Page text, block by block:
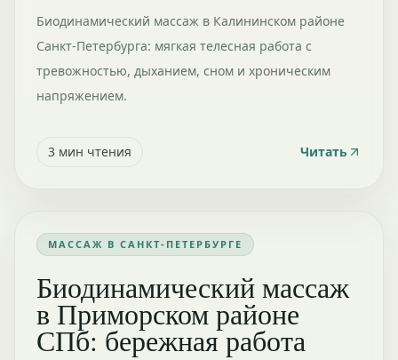
Биодинамический массаж в Калининском районе
Санкт-Петербурга: мягкая телесная работа с
тревожностью, дыханием, сном и хроническим
напряжением.
3 мин чтения Читать
МАССАЖ В САНКТ-ПЕТЕРБУРГЕ
Биодинамический массаж
в Приморском районе
СПб: бережная работа